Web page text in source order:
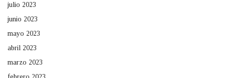
julio 2023
junio 2023
mayo 2023
abril 2023
marzo 2023